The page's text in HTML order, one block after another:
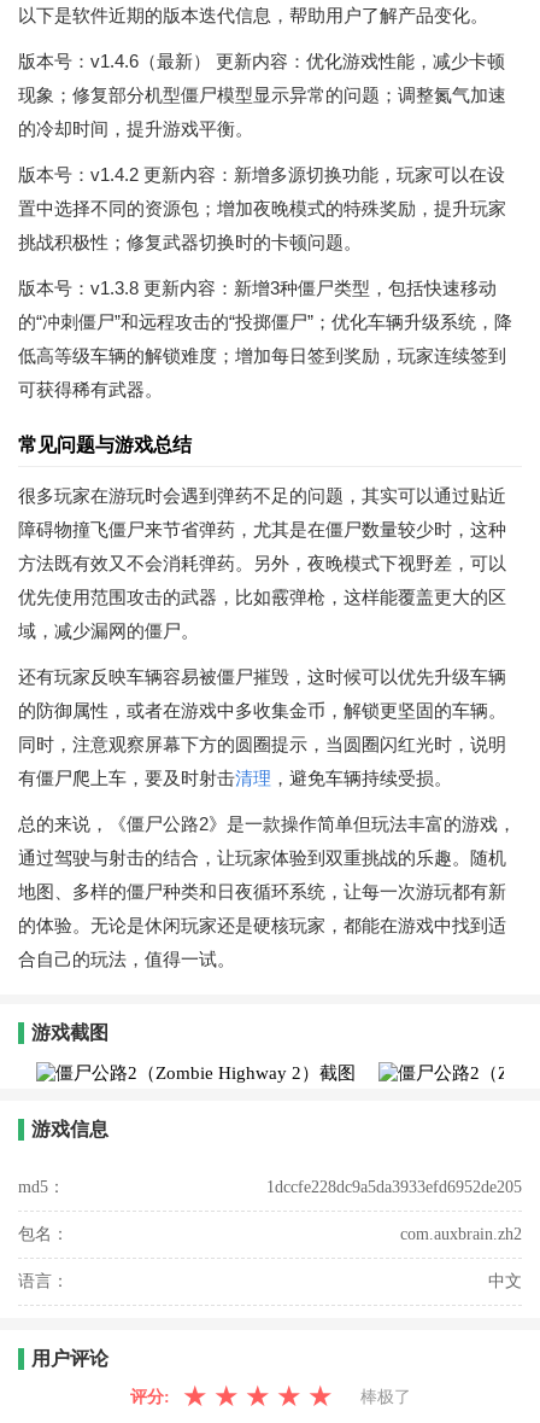
以下是软件近期的版本迭代信息，帮助用户了解产品变化。
版本号：v1.4.6（最新） 更新内容：优化游戏性能，减少卡顿
现象；修复部分机型僵尸模型显示异常的问题；调整氮气加速
的冷却时间，提升游戏平衡。
版本号：v1.4.2 更新内容：新增多源切换功能，玩家可以在设
置中选择不同的资源包；增加夜晚模式的特殊奖励，提升玩家
挑战积极性；修复武器切换时的卡顿问题。
版本号：v1.3.8 更新内容：新增3种僵尸类型，包括快速移动
的“冲刺僵尸”和远程攻击的“投掷僵尸”；优化车辆升级系统，降
低高等级车辆的解锁难度；增加每日签到奖励，玩家连续签到
可获得稀有武器。
常见问题与游戏总结
很多玩家在游玩时会遇到弹药不足的问题，其实可以通过贴近
障碍物撞飞僵尸来节省弹药，尤其是在僵尸数量较少时，这种
方法既有效又不会消耗弹药。另外，夜晚模式下视野差，可以
优先使用范围攻击的武器，比如霰弹枪，这样能覆盖更大的区
域，减少漏网的僵尸。
还有玩家反映车辆容易被僵尸摧毁，这时候可以优先升级车辆
的防御属性，或者在游戏中多收集金币，解锁更坚固的车辆。
同时，注意观察屏幕下方的圆圈提示，当圆圈闪红光时，说明
有僵尸爬上车，要及时射击清理 ，避免车辆持续受损。
总的来说，《僵尸公路2》是一款操作简单但玩法丰富的游戏，
通过驾驶与射击的结合，让玩家体验到双重挑战的乐趣。随机
地图、多样的僵尸种类和日夜循环系统，让每一次游玩都有新
的体验。无论是休闲玩家还是硬核玩家，都能在游戏中找到适
合自己的玩法，值得一试。
游戏截图
游戏信息
md5： 1dccfe228dc9a5da3933efd6952de205
包名： com.auxbrain.zh2
语言： 中文
用户评论
评分: ★ ★ ★ ★ ★ 棒极了